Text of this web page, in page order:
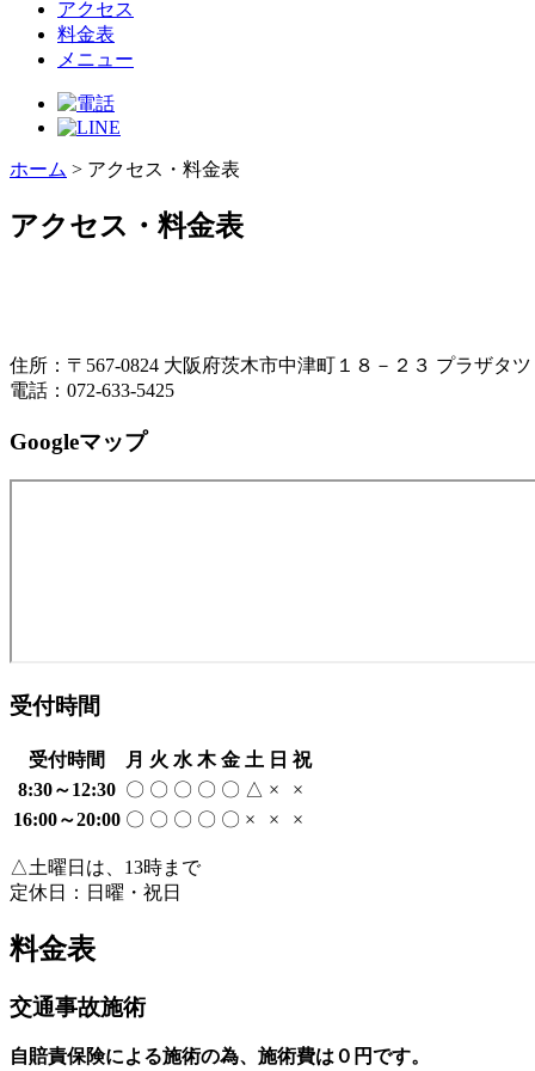
アクセス
料金表
メニュー
ホーム > アクセス・料金表
アクセス・料金表
住所：〒567-0824 大阪府茨木市中津町１８－２３ プラザタ
電話：072-633-5425
Googleマップ
受付時間
受付時間 月 火 水 木 金 土 日 祝
8:30～12:30 〇 〇 〇 〇 〇 △ ×
×
16:00～20:00 〇 〇 〇 〇 〇 × × ×
△土曜日は、13時まで
定休日：日曜・祝日
料金表
交通事故施術
自賠責保険による施術の為、施術費は０円です。